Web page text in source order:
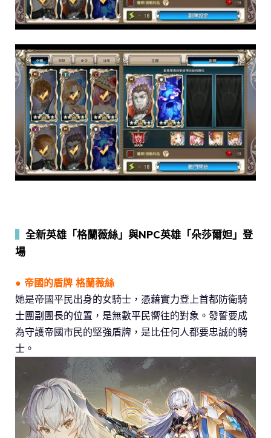
全新英雄「格蘭薇絲」與NPC英雄「朵莎爾妲」登
場
● 帝國的盾牌 格蘭薇絲
她是帝國平民出身的女騎士，憑藉實力登上首都防衛騎
士團副團長的位置，是無數平民嚮往的對象。發誓要成
為守護帝國市民的堅強盾牌，是比任何人都要忠誠的騎
士。